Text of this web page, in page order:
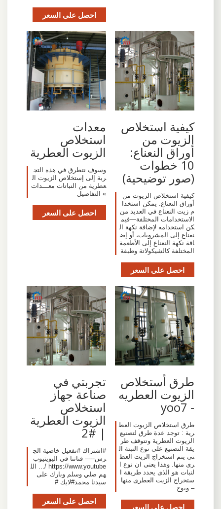
احصل على السعر
كيفية استخلاص
الزيوت من
أوراق النعناع:
10 خطوات
(صور توضيحية)
كيفية استخلاص الزيوت من
أوراق النعناع. يمكن استخدا
م زيت النعناع في العديد من
الاستخدامات المختلفة—فيم
كن استخدامه لإضافة نكهة ال
نعناع إلى المشروبات، أو إض
افة نكهة النعناع إلى الأطعمة
المختلفة كالشيكولاتة وطبقة
احصل على السعر
معدات
استخلاص
الزيوت العطرية
وسوف نتطرق في هذه التج
ربة إلى إستخلاص الزيوت ال
عطرية من النباتات معـــدات
» التفاصيل
احصل على السعر
طرق أستخلاص
الزيوت العطريه
- yoo7
طرق استخلاص الزيوت العط
رية : توجد عدة طرق لتصنيع
الزيوت العطرية وتتوقف طر
يقة التصنيع على نوع النبتة ال
تى يتم استخراج الزيت العط
رى منها. وهذا يعنى ان نوع ا
لنبات هو الذى يحدد طريقة ا
ستخراج الزيت العطرى منها
– ويوج
احصل على السعر
تجربتي في
صناعة جهاز
استخلاص
الزيوت العطرية
| #2
#اشتراك #تفعيل خاصية الج
رس----- قناتنا في اليويتيوب
https://www.youtube /... الل
هم صلي وسلم وبارك على
سيدنا محمد#لايك #
احصل على السعر